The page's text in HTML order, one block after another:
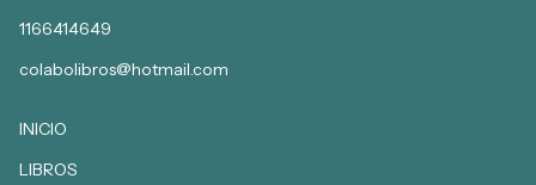
1166414649
colabolibros@hotmail.com
INICIO
LIBROS